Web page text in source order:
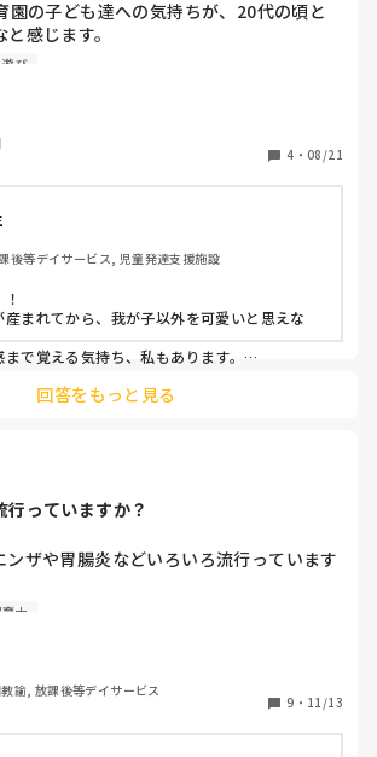
園の子ども達への気持ちが、20代の頃と
感じます。
をしている時に2歳児の男の子が、ニコニ
きかけられました。感情的に、本気でイラ
れたところで聞いていただろうベテラン保
洗い場でしてねと諭していました。こんな
いな。同じ2歳児の我が子が可愛過ぎて、
愛いと思えない。と思った1日でした。み
と同じくらい可愛いと思えますか？
遊び
4 ・ 08/21
後等デイサービス, 児童発達支援施設
産まれてから、我が子以外を可愛いと思えな
まで覚える気持ち、私もあります。
ですが…私は、〝子ども大好き〟だったけど、
回答をもっと見る
っていますか？
ンザや胃腸炎などいろいろ流行っています
感染症いま何がきていますか？
フルエンザが多いのですが、
ドキドキしています。。。
士
諭, 放課後等デイサービス
9 ・ 11/13